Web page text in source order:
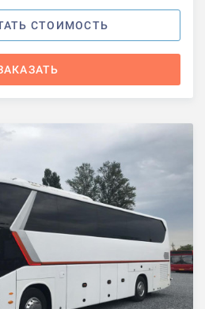
СТОИМОСТЬ